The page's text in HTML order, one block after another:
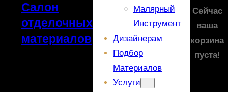
Салон
отделочных
материалов
Малярный
Инструмент
Дизайнерам
Подбор
Материалов
Услуги
Сейчас
ваша
корзина
пуста!